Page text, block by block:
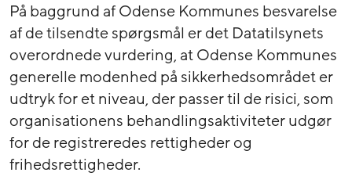
På baggrund af Odense Kommunes besvarelse
af de tilsendte spørgsmål er det Datatilsynets
overordnede vurdering, at Odense Kommunes
generelle modenhed på sikkerhedsområdet er
udtryk for et niveau, der passer til de risici, som
organisationens behandlingsaktiviteter udgør
for de registreredes rettigheder og
frihedsrettigheder.